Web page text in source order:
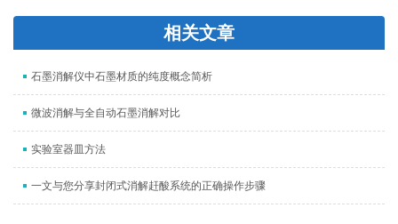
相关文章
石墨消解仪中石墨材质的纯度概念简析
微波消解与全自动石墨消解对比
实验室器皿方法
一文与您分享封闭式消解赶酸系统的正确操作步骤